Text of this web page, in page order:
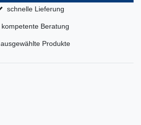
schnelle Lieferung
kompetente Beratung
ausgewählte Produkte